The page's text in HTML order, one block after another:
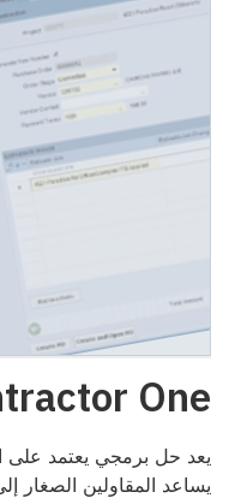
One
يعد حل برمجي يعتمد على
يساعد المقاولين